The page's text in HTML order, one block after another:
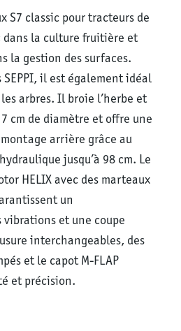
S7 classic pour tracteurs de
dans la culture fruitière et
la gestion des surfaces.
SEPPI, il est également idéal
arbres. Il broie l’herbe et
cm de diamètre et offre une
arrière grâce au
jusqu’à 98 cm. Le
HELIX avec des marteaux
un
et une coupe
interchangeables, des
et le capot M-FLAP
et précision.